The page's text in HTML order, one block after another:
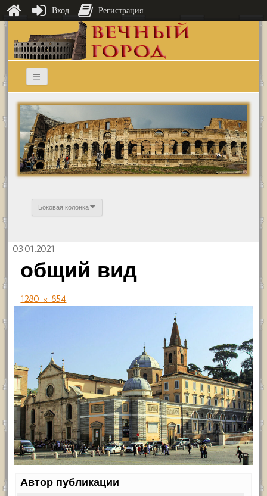
Боковая колонка
03.01.2021
общий вид
1280 × 854
Автор публикации
Вход Регистрация